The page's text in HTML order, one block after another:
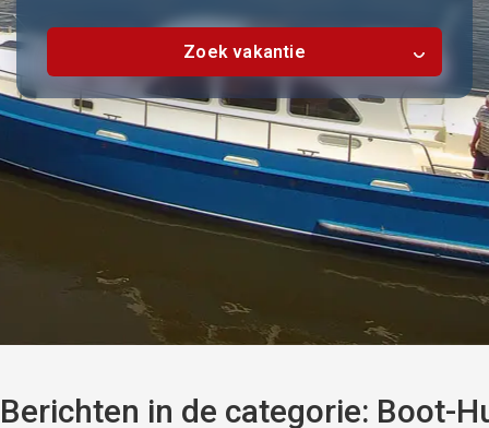
Zoek vakantie
Berichten in de categorie: Boot-